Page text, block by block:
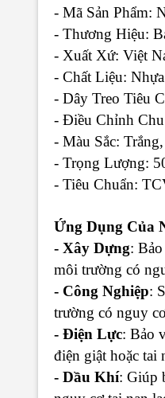
- Mã Sản Phẩm:
- Thương Hiệu:
- Xuất Xứ: Việt
- Chất Liệu:
- Dây Treo Tiêu
- Điều Chỉnh
- Màu Sắc:
- Trọng Lượng:
- Tiêu Chuẩn:
Ứng Dụng Của
- Xây Dựng:
môi trường có
- Công Nghiệp:
trường có nguy
- Điện Lực: Bảo
điện giật hoặc tai
- Dầu Khí: Giúp